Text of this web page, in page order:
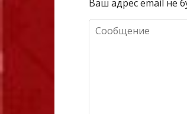
Ваш адрес email не